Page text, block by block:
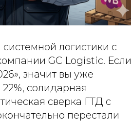
логистики с
GC Logistic. Если
значит вы уже
солидарная
сверка ГТД с
перестали